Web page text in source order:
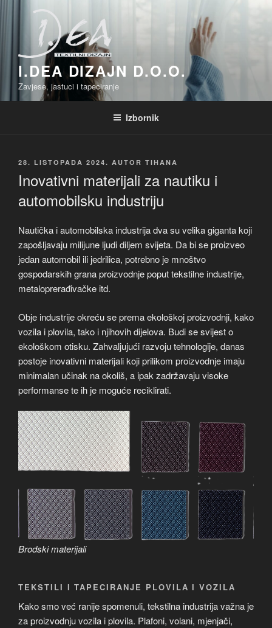
I.DEA DIZAJN D.O.O.
Zavjese, jastuci i tapeciranje
Izbornik
OBJAVLJENO
28. LISTOPADA 2024. AUTOR TIHANA
Inovativni materijali za nautiku i
automobilsku industriju
Nautička i automobilska industrija dva su velika giganta koji
zapošljavaju milijune ljudi diljem svijeta. Da bi se proizveo
jedan automobil ili jedrilica, potrebno je mnoštvo
gospodarskih grana proizvodnje poput tekstilne industrije,
metaloprerađivačke itd.
Obje industrije okreću se prema ekološkoj proizvodnji, kako
vozila i plovila, tako i njihovih dijelova. Budi se svijest o
ekološkom otisku. Zahvaljujući razvoju tehnologije, danas
postoje inovativni materijali koji prilikom proizvodnje imaju
minimalan učinak na okoliš, a ipak zadržavaju visoke
performanse te ih je moguće reciklirati.
Brodski materijali
TEKSTILI I TAPECIRANJE PLOVILA I VOZILA
Kako smo već ranije spomenuli, tekstilna industrija važna je
za proizvodnju vozila i plovila. Plafoni, volani, mjenjači,